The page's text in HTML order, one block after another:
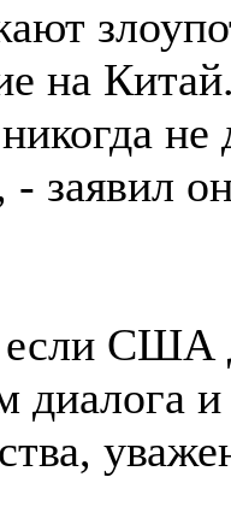
на
- заявил
США
диалога и